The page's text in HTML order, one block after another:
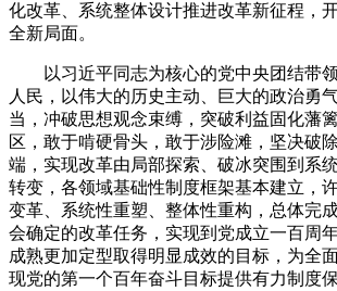
化改革、系统整体设计推进改革新征程，
全新局面。
以习近平同志为核心的党中央团结带
人民，以伟大的历史主动、巨大的政治勇
当，冲破思想观念束缚，突破利益固化藩
区，敢于啃硬骨头，敢于涉险滩，坚决破
端，实现改革由局部探索、破冰突围到系
转变，各领域基础性制度框架基本建立，
变革、系统性重塑、整体性重构，总体完
会确定的改革任务，实现到党成立一百周
成熟更加定型取得明显成效的目标，为全
现党的第一个百年奋斗目标提供有力制度